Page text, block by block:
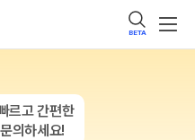
BETA
르고 간편한
의하세요!